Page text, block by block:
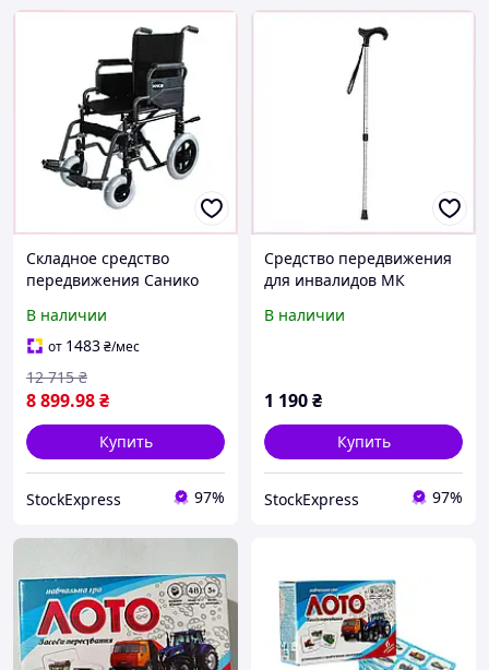
Складное средство
передвижения Санико
HCA8983783
В наличии
от 1483₴/мес
8 899.98₴
12 715 ₴
Купить
StockExpress 97%
Средство передвижения
для инвалидов МК
В наличии
1 190₴
Купить
StockExpress 97%